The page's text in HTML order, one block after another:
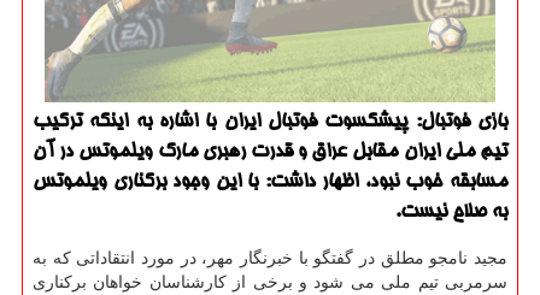
بازی فوتبال: پیشكسوت فوتبال ایران با اشاره به اینكه تركیب
تیم ملی ایران مقابل عراق و قدرت رهبری مارك ویلموتس در آن
مسابقه خوب نبود، اظهار داشت: با این وجود بركناری ویلموتس
به صلاح نیست.
مجید نامجو مطلق در گفتگو با خبرنگار مهر، در مورد انتقاداتی كه به
سرمربی تیم ملی می شود و برخی از كارشناسان خواهان بركناری